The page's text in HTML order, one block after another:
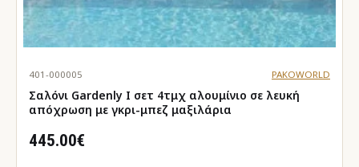
401-000005 PAKOWORLD
Σαλόνι Gardenly Ι σετ 4τμχ αλουμίνιο σε λευκή
απόχρωση με γκρι-μπεζ μαξιλάρια
445.00€